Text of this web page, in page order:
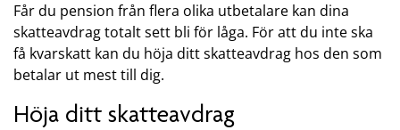
Får du pension från flera olika utbetalare kan dina
skatteavdrag totalt sett bli för låga. För att du inte ska
få kvarskatt kan du höja ditt skatteavdrag hos den som
betalar ut mest till dig.
Höja ditt skatteavdrag